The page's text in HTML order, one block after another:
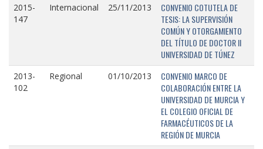
2015-
147
Internacional 25/11/2013
CONVENIO COTUTELA DE
TESIS: LA SUPERVISIÓN
COMÚN Y OTORGAMIENTO
DEL TÍTULO DE DOCTOR II
UNIVERSIDAD DE TÚNEZ
2013-
102
Regional 01/10/2013
CONVENIO MARCO DE
COLABORACIÓN ENTRE LA
UNIVERSIDAD DE MURCIA Y
EL COLEGIO OFICIAL DE
FARMACÉUTICOS DE LA
REGIÓN DE MURCIA